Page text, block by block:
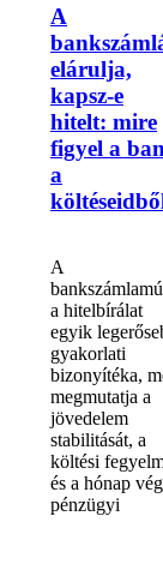
A
elárulja,
kapsz-e
hitelt: mire
figyel a
a
A
a hitelbírálat
egyik
gyakorlati
bizonyítéka,
megmutatja a
jövedelem
stabilitását, a
költési
és a hónap
pénzügyi